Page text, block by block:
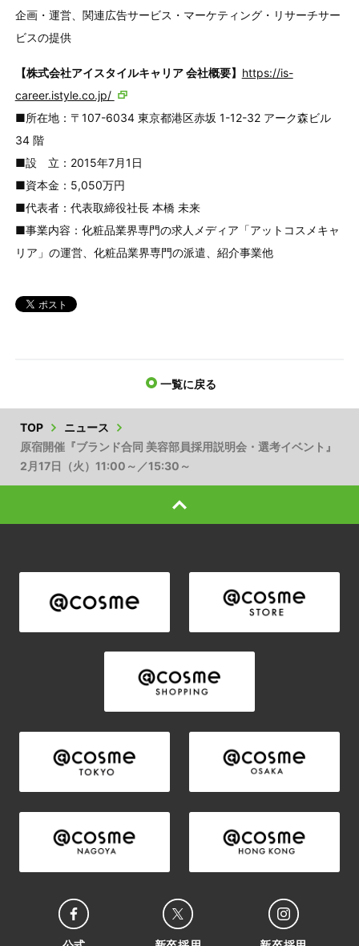
企画・運営、関連広告サービス・マーケティング・リサーチサー
ビスの提供
【株式会社アイスタイルキャリア 会社概要】 https://is-
career.istyle.co.jp/
■所在地：〒107-6034 東京都港区赤坂 1-12-32 アーク森ビル
34 階
■設 立：2015年7月1日
■資本金：5,050万円
■代表者：代表取締役社長 本橋 未来
■事業内容：化粧品業界専門の求人メディア「アットコスメキャ
リア」の運営、化粧品業界専門の派遣、紹介事業他
一覧に戻る
TOP
ニュース
原宿開催『ブランド合同 美容部員採用説明会・選考イベント』
2月17日（火）11:00～／15:30～